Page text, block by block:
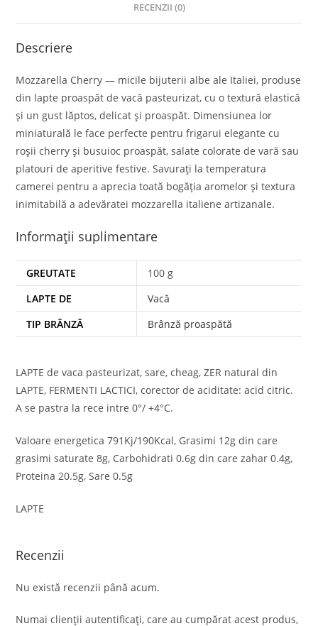
RECENZII (0)
Descriere
Mozzarella Cherry — micile bijuterii albe ale Italiei, produse
din lapte proaspăt de vacă pasteurizat, cu o textură elastică
și un gust lăptos, delicat și proaspăt. Dimensiunea lor
miniaturală le face perfecte pentru frigarui elegante cu
roșii cherry și busuioc proaspăt, salate colorate de vară sau
platouri de aperitive festive. Savurați la temperatura
camerei pentru a aprecia toată bogăția aromelor și textura
inimitabilă a adevăratei mozzarella italiene artizanale.
Informații suplimentare
GREUTATE
100 g
LAPTE DE
Vacă
TIP BRÂNZĂ
Brânză proaspătă
LAPTE de vaca pasteurizat, sare, cheag, ZER natural din
LAPTE, FERMENTI LACTICI, corector de aciditate: acid citric.
A se pastra la rece intre 0°/ +4°C.
Valoare energetica 791Kj/190Kcal, Grasimi 12g din care
grasimi saturate 8g, Carbohidrati 0.6g din care zahar 0.4g,
Proteina 20.5g, Sare 0.5g
LAPTE
Recenzii
Nu există recenzii până acum.
Numai clienții autentificați, care au cumpărat acest produs,